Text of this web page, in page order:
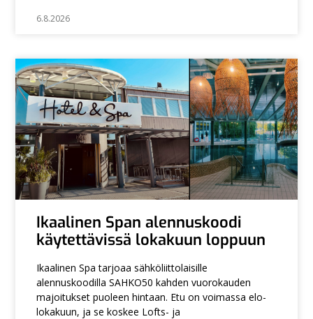
6.8.2026
Ikaalinen Span alennuskoodi
käytettävissä lokakuun loppuun
Ikaalinen Spa tarjoaa sähköliittolaisille
alennuskoodilla SAHKO50 kahden vuorokauden
majoitukset puoleen hintaan. Etu on voimassa elo-
lokakuun, ja se koskee Lofts- ja